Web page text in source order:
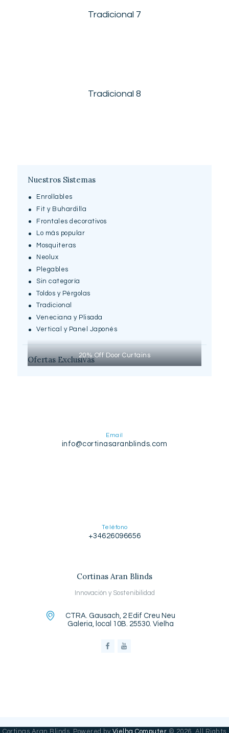
Tradicional 7
Tradicional 8
Nuestros Sistemas
Enrollables
Fit y Buhardilla
Frontales decorativos
Lo más popular
Mosquiteras
Neolux
Plegables
Sin categoría
Toldos y Pérgolas
Tradicional
Veneciana y Plisada
Vertical y Panel Japonés
Ofertas Exclusivas20% Off Door Curtains
Email
info@cortinasaranblinds.com
Teléfono
+34626096656
Cortinas Aran Blinds
Innovación y Sostenibilidad
CTRA. Gausach, 2 Edif Creu Neu
Galeria, local 10B. 25530. Vielha